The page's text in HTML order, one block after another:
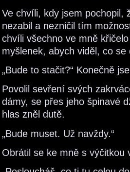
Ve chvíli, kdy jsem pochopil,
nezabil a nezničil tím
chvíli všechno ve mně
myšlenek, abych viděl, co se
„Bude to stačit?“ Konečně
Povolil sevření svých
dámy, se přes jeho špinavé
hlas zněl dutě.
„Bude muset. Už navždy.“
Obrátil se ke mně s výčitkou